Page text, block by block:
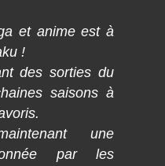
et anime est à
!
des sorties du
saisons à
une
par les